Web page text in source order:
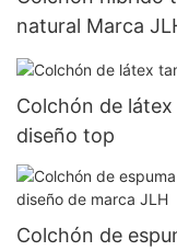
natural Marca
Colchón de
diseño top
Colchón de